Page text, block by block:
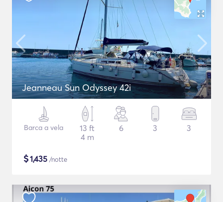
Jeanneau Sun Odyssey 42i
Barca a vela
13 ft
4 m
6 3 3
$1,435 /notte